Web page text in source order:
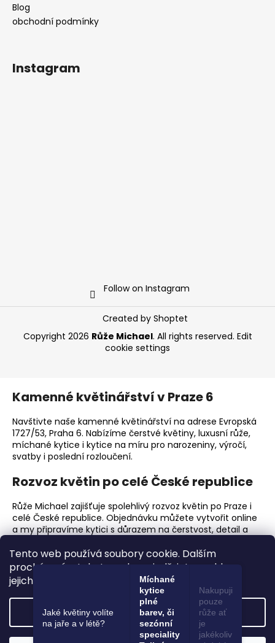
Tento web používá soubory cookie. Dalším
procházením tohoto webu vyjadřujete souhlas s
jejich používáním.. Více informacízde
Settings
Blog
obchodní podmínky
Instagram
Follow on Instagram
Created by Shoptet
Copyright 2026 Růže Michael. All rights reserved. Edit
cookie settings
Kamenné květinářství v Praze 6
Navštivte naše kamenné květinářství na adrese Evropská
1727/53, Praha 6. Nabízíme čerstvé květiny, luxusní růže,
míchané kytice i kytice na míru pro narozeniny, výročí,
svatby i poslední rozloučení.
Rozvoz květin po celé České republice
Růže Michael zajišťuje spolehlivý rozvoz květin po Praze i
celé České republice. Objednávku můžete vytvořit online
a my připravíme kytici s důrazem na čerstvost, detail a
Proč zvolit Růže Michael?
Prémiové čerstvé květiny a luxusní růže.
Ruční vazba kytic s důrazem na detail.
Kamenné květinářství v Praze 6.
Online objednávky a rozvoz květin po celé ČR.
Květiny pro narozeniny, výročí, svatby, firemní dárky
Jaké květiny volíte
na jaře a v létě?
Míchané
kytice
plné
barev, či
sezónní
speciality
Nakupuji
pouze
růže ať
je
jakékoliv